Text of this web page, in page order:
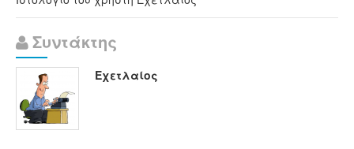
Συντάκτης
Εχετλαίος